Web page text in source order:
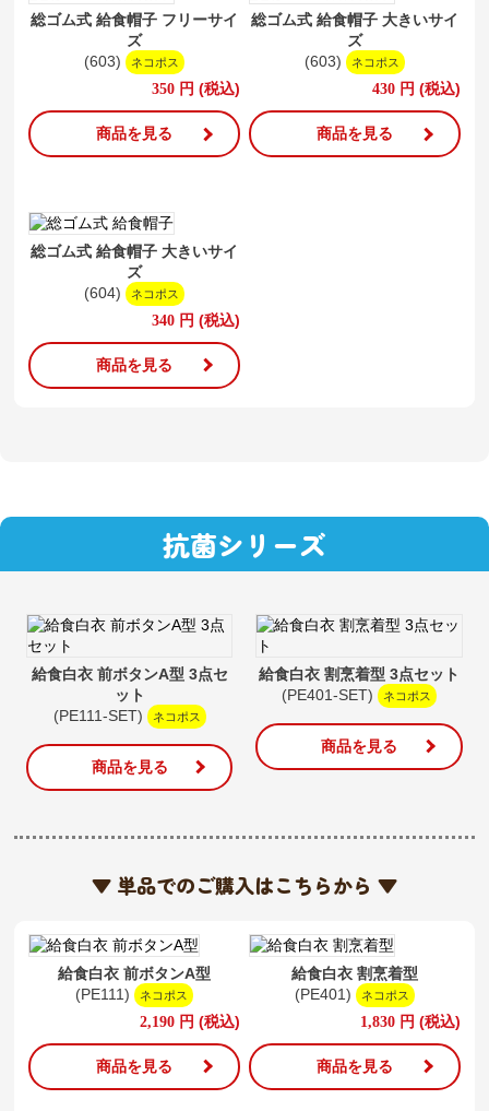
総ゴム式 給食帽子 フリーサイ
ズ
(603)
ネコポス
350 円 (税込)
商品を見る
総ゴム式 給食帽子 大きいサイ
ズ
(603)
ネコポス
430 円 (税込)
商品を見る
総ゴム式 給食帽子 大きいサイ
ズ
(604)
ネコポス
340 円 (税込)
商品を見る
抗菌シリーズ
給食白衣 前ボタンA型 3点セ
ット
(PE111-SET)
ネコポス
商品を見る
給食白衣 割烹着型 3点セット
(PE401-SET)
ネコポス
商品を見る
▼ 単品でのご購入はこちらから ▼
給食白衣 前ボタンA型
(PE111)
ネコポス
2,190 円 (税込)
商品を見る
給食白衣 割烹着型
(PE401)
ネコポス
1,830 円 (税込)
商品を見る